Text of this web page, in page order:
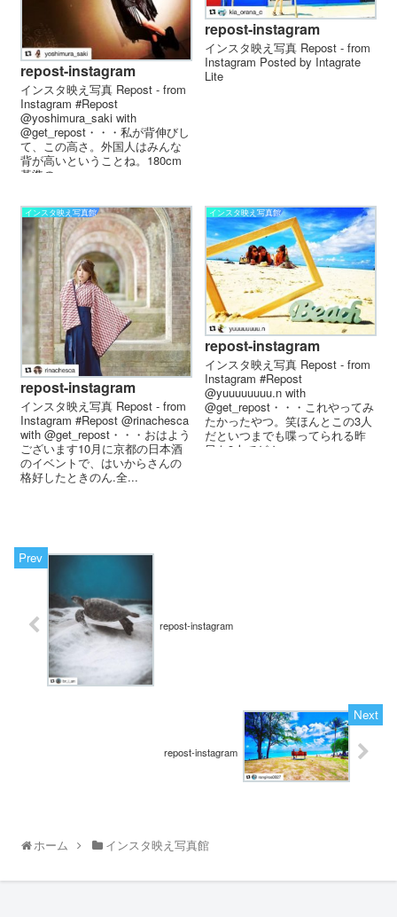
repost-instagram
インスタ映え写真 Repost - from
Instagram #Repost
@yoshimura_saki with
@get_repost・・・私が背伸びし
て、この高さ。外国人はみんな
背が高いということね。180cm
基準の...
repost-instagram
インスタ映え写真 Repost - from
Instagram Posted by Intagrate
Lite
インスタ映え写真館
repost-instagram
インスタ映え写真 Repost - from
Instagram #Repost @rinachesca
with @get_repost・・・おはよう
ございます10月に京都の日本酒
のイベントで、はいからさんの
格好したときのん.全...
インスタ映え写真館
repost-instagram
インスタ映え写真 Repost - from
Instagram #Repost
@yuuuuuuuu.n with
@get_repost・・・これやってみ
たかったやつ。笑ほんとこの3人
だといつまでも喋ってられる昨
日も3人でどん...
repost-instagram
repost-instagram
ホーム インスタ映え写真館